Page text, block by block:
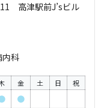
高津駅前J’sビル
内科
金 土 日 祝
●